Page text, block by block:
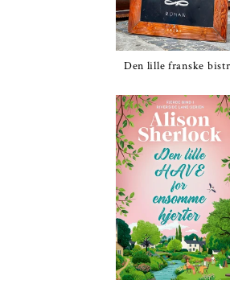
Den lille franske